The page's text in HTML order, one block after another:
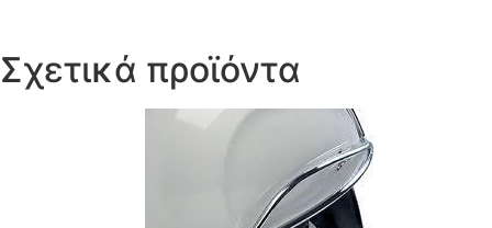
Σχετικά προϊόντα